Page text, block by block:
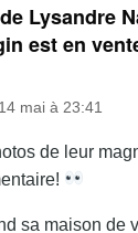
Lysandre
est en
mai à 23:41
de leur
sa maison de